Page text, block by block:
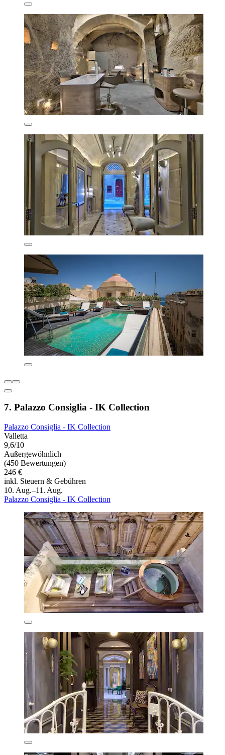
7. Palazzo Consiglia - IK Collection
Palazzo Consiglia - IK Collection
Valletta
9,6/10
Außergewöhnlich
(450 Bewertungen)
246 €
inkl. Steuern & Gebühren
10. Aug.–11. Aug.
Palazzo Consiglia - IK Collection